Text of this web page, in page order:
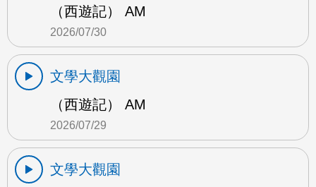
（西遊記） AM
2026/07/30
文學大觀園
（西遊記） AM
2026/07/29
文學大觀園